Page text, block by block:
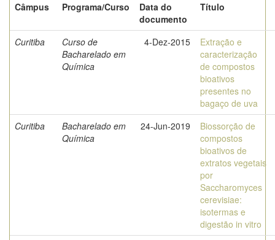
Câmpus
Programa/Curso
Data do
documento
Título
Curitiba
Curso de
Bacharelado em
Química
4-Dez-2015
Extração e
caracterização
de compostos
bioativos
presentes no
bagaço de uva
Curitiba
Bacharelado em
Química
24-Jun-2019
Biossorção de
compostos
bioativos de
extratos vegetais
por
Saccharomyces
cerevisiae:
isotermas e
digestão in vitro